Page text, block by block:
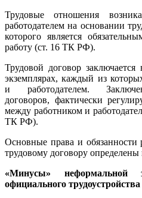
Трудовые отношения
работодателем на основании
которого является
работу (ст. 16 ТК РФ).
Трудовой договор
экземплярах, каждый из
и работодателем.
договоров, фактически
между работником и
ТК РФ).
Основные права и обязанности
трудовому договору
«Минусы» неформальной
официального